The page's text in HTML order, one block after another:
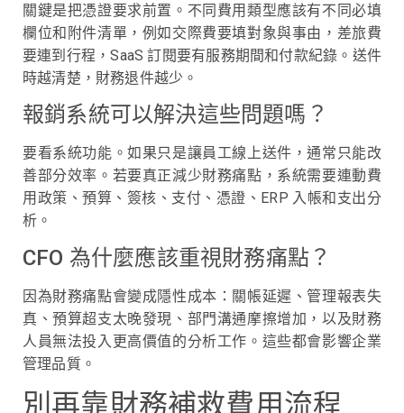
關鍵是把憑證要求前置。不同費用類型應該有不同必填
欄位和附件清單，例如交際費要填對象與事由，差旅費
要連到行程，SaaS 訂閱要有服務期間和付款紀錄。送件
時越清楚，財務退件越少。
報銷系統可以解決這些問題嗎？
要看系統功能。如果只是讓員工線上送件，通常只能改
善部分效率。若要真正減少財務痛點，系統需要連動費
用政策、預算、簽核、支付、憑證、ERP 入帳和支出分
析。
CFO 為什麼應該重視財務痛點？
因為財務痛點會變成隱性成本：關帳延遲、管理報表失
真、預算超支太晚發現、部門溝通摩擦增加，以及財務
人員無法投入更高價值的分析工作。這些都會影響企業
管理品質。
別再靠財務補救費用流程